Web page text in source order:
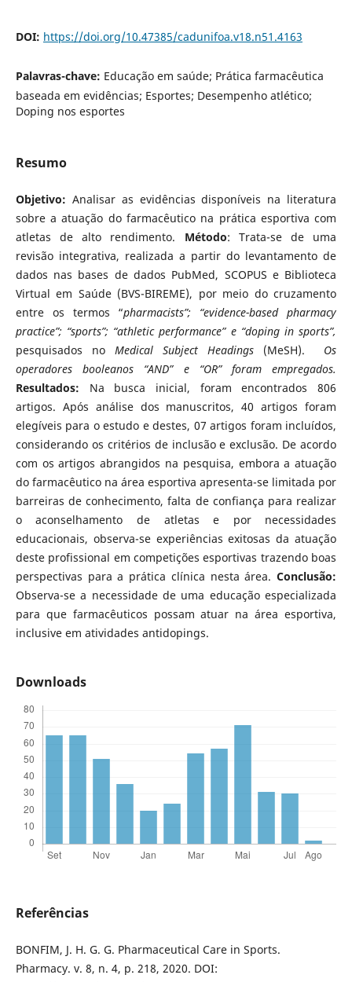
DOI: https://doi.org/10.47385/cadunifoa.v18.n51.4163
Palavras-chave: Educação em saúde; Prática farmacêutica
baseada em evidências; Esportes; Desempenho atlético;
Doping nos esportes
Resumo
Objetivo: Analisar as evidências disponíveis na literatura
sobre a atuação do farmacêutico na prática esportiva com
atletas de alto rendimento. Método: Trata-se de uma
revisão integrativa, realizada a partir do levantamento de
dados nas bases de dados PubMed, SCOPUS e Biblioteca
Virtual em Saúde (BVS-BIREME), por meio do cruzamento
entre os termos “pharmacists”; “evidence-based pharmacy
practice”; “sports”; “athletic performance” e “doping in sports”,
pesquisados no Medical Subject Headings (MeSH).
Os
operadores booleanos “AND” e “OR” foram empregados.
Resultados: Na busca inicial, foram encontrados 806
artigos. Após análise dos manuscritos, 40 artigos foram
elegíveis para o estudo e destes, 07 artigos foram incluídos,
considerando os critérios de inclusão e exclusão. De acordo
com os artigos abrangidos na pesquisa, embora a atuação
do farmacêutico na área esportiva apresenta-se limitada por
barreiras de conhecimento, falta de confiança para realizar
o aconselhamento de atletas e por necessidades
educacionais, observa-se experiências exitosas da atuação
deste profissional em competições esportivas trazendo boas
perspectivas para a prática clínica nesta área.Conclusão:
Observa-se a necessidade de uma educação especializada
para que farmacêuticos possam atuar na área esportiva,
inclusive em atividades antidopings.
Downloads
Referências
BONFIM, J. H. G. G. Pharmaceutical Care in Sports.
Pharmacy. v. 8, n. 4, p. 218, 2020. DOI: